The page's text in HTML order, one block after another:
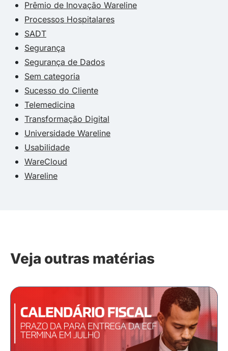
Prêmio de Inovação Wareline
Processos Hospitalares
SADT
Segurança
Segurança de Dados
Sem categoria
Sucesso do Cliente
Telemedicina
Transformação Digital
Universidade Wareline
Usabilidade
WareCloud
Wareline
Veja outras matérias